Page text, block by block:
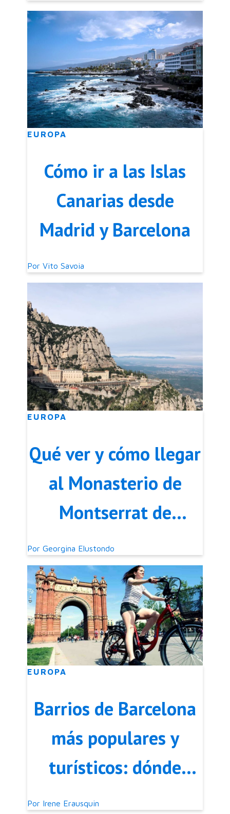
EUROPA
Cómo ir a las Islas
Canarias desde
Madrid y Barcelona
Por Vito Savoia
EUROPA
Qué ver y cómo llegar
al Monasterio de
Montserrat de
Barcelona
Por Georgina Elustondo
EUROPA
Barrios de Barcelona
más populares y
turísticos: dónde
alojarse
Por Irene Erausquin